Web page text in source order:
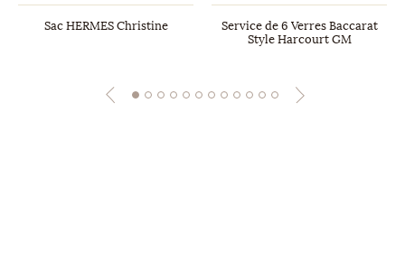
Sac HERMES Christine
Service de 6 Verres Baccarat
Style Harcourt GM